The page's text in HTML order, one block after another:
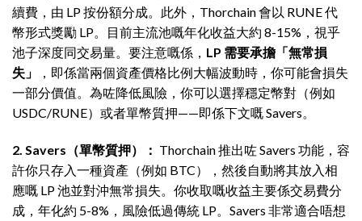
續費，由 LP 按份額分成。此外，Thorchain 會以 RUNE 代
幣形式獎勵 LP。目前主流池嘅年化收益大約 8-15%，視乎
池子深度同交易量。要注意嘅係， LP 需要承擔「無常損
失」
，即係當兩個資產價格比例大幅波動時，你可能會損失
一部分價值。為咗降低風險，你可以選擇穩定幣對（例如
USDC/RUNE）或者單幣質押——即係下文嘅 Savers。
2. Savers（單幣質押）： Thorchain 推出咗 Savers 功能，容
許你只存入一種資產（例如 BTC），然後自動將其放入相
應嘅 LP 池並對沖無常損失。你收取嘅收益主要係交易費分
成，年化約 5-8%，風險低過傳統 LP。Savers 非常適合唔想